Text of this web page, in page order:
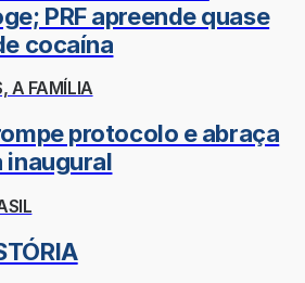
PRF apreende quase
cocaína
A FAMÍLIA
protocolo e abraça
inaugural